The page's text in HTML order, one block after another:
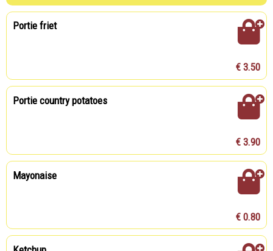
Portie friet
€ 3.50
Portie country potatoes
€ 3.90
Mayonaise
€ 0.80